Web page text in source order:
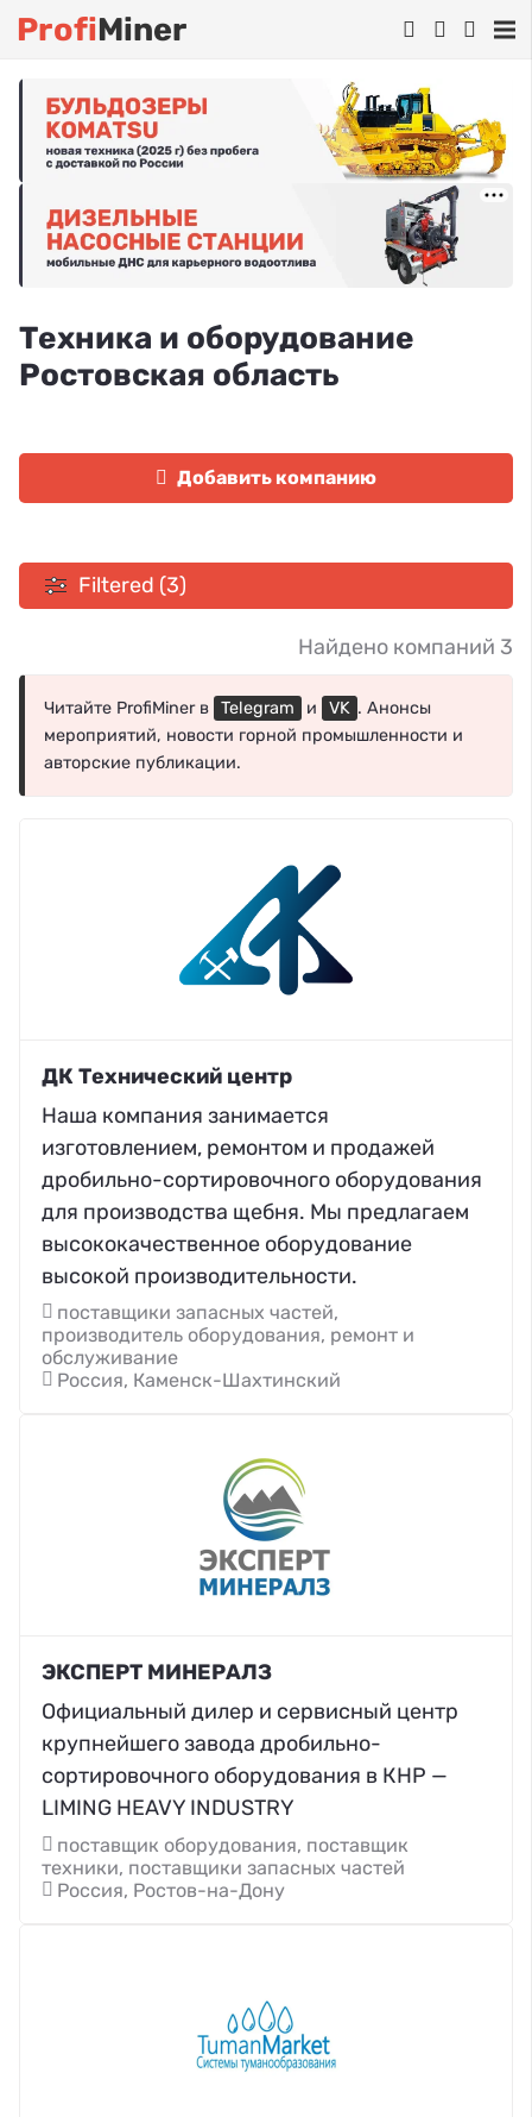
ProfiMiner
Техника и оборудование
Ростовская область
Добавить компанию
Filtered (3)
Найдено компаний 3
Читайте ProfiMiner в Telegram и VK . Анонсы
мероприятий, новости горной промышленности и
авторские публикации.
ДК Технический центр
Наша компания занимается
изготовлением, ремонтом и продажей
дробильно-сортировочного оборудования
для производства щебня. Мы предлагаем
высококачественное оборудование
высокой производительности.
поставщики запасных частей,
производитель оборудования, ремонт и
обслуживание
Россия, Каменск-Шахтинский
ЭКСПЕРТ МИНЕРАЛЗ
Официальный дилер и сервисный центр
крупнейшего завода дробильно-
сортировочного оборудования в КНР —
LIMING HEAVY INDUSTRY
поставщик оборудования, поставщик
техники, поставщики запасных частей
Россия, Ростов-на-Дону